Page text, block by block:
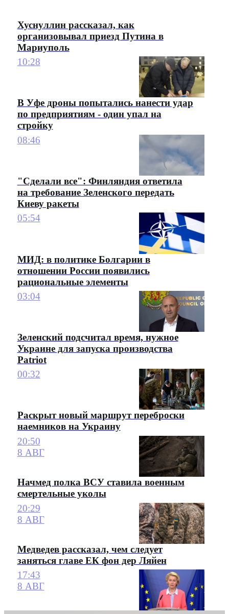
Хуснуллин рассказал, как
организовывал приезд Путина в
Мариуполь
10:28
В Уфе дроны попытались нанести удар
по предприятиям - один упал на
стройку
08:46
"Сделали все": Финляндия ответила
на требование Зеленского передать
Киеву ракеты
05:54
МИД: в политике Болгарии в
отношении России появились
рациональные элементы
03:04
Зеленский подсчитал время, нужное
Украине для запуска производства
Patriot
00:32
Раскрыт новый маршрут переброски
наемников на Украину
20:50
8 АВГ
Начмед полка ВСУ ставила военным
смертельные уколы
20:29
8 АВГ
Медведев рассказал, чем следует
заняться главе ЕК фон дер Ляйен
17:43
8 АВГ